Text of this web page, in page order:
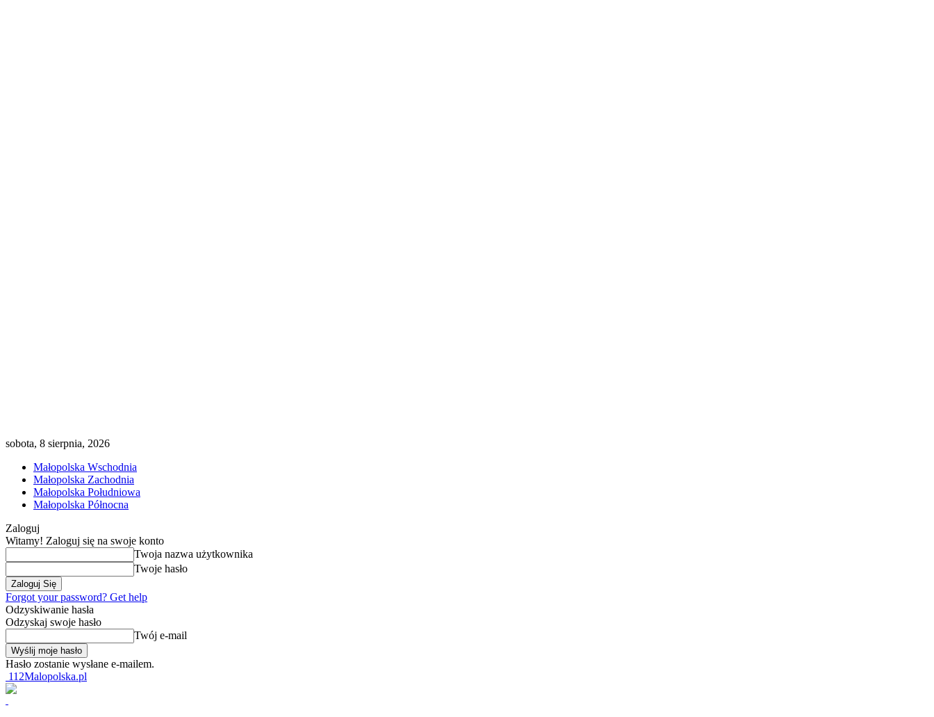
sobota, 8 sierpnia, 2026
Małopolska Wschodnia
Małopolska Zachodnia
Małopolska Południowa
Małopolska Północna
Zaloguj
Witamy! Zaloguj się na swoje konto
Twoja nazwa użytkownika
Twoje hasło
Forgot your password? Get help
Odzyskiwanie hasła
Odzyskaj swoje hasło
Twój e-mail
Hasło zostanie wysłane e-mailem.
112Malopolska.pl